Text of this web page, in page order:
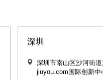
深圳
深圳市南山区沙河街
jiuyou.com国际创新中